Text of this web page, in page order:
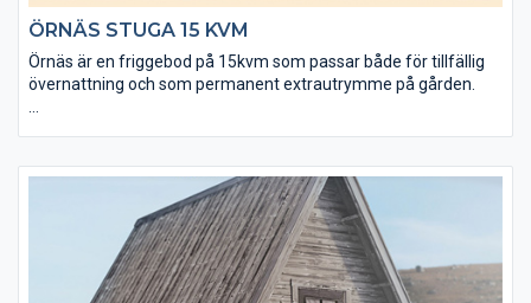
ÖRNÄS STUGA 15 KVM
Örnäs är en friggebod på 15kvm som passar både för tillfällig
övernattning och som permanent extrautrymme på gården.
• Robusta takåsar (45×145 mm) för extra bärighet
• Levereras med isolerad dörr med fönsterglas
• Fler fönster och extra timmervarv kan köpas till